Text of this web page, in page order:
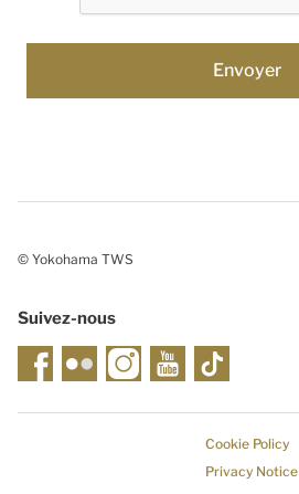
© Yokohama TWS
Suivez-nous
Cookie Policy
Privacy Notice